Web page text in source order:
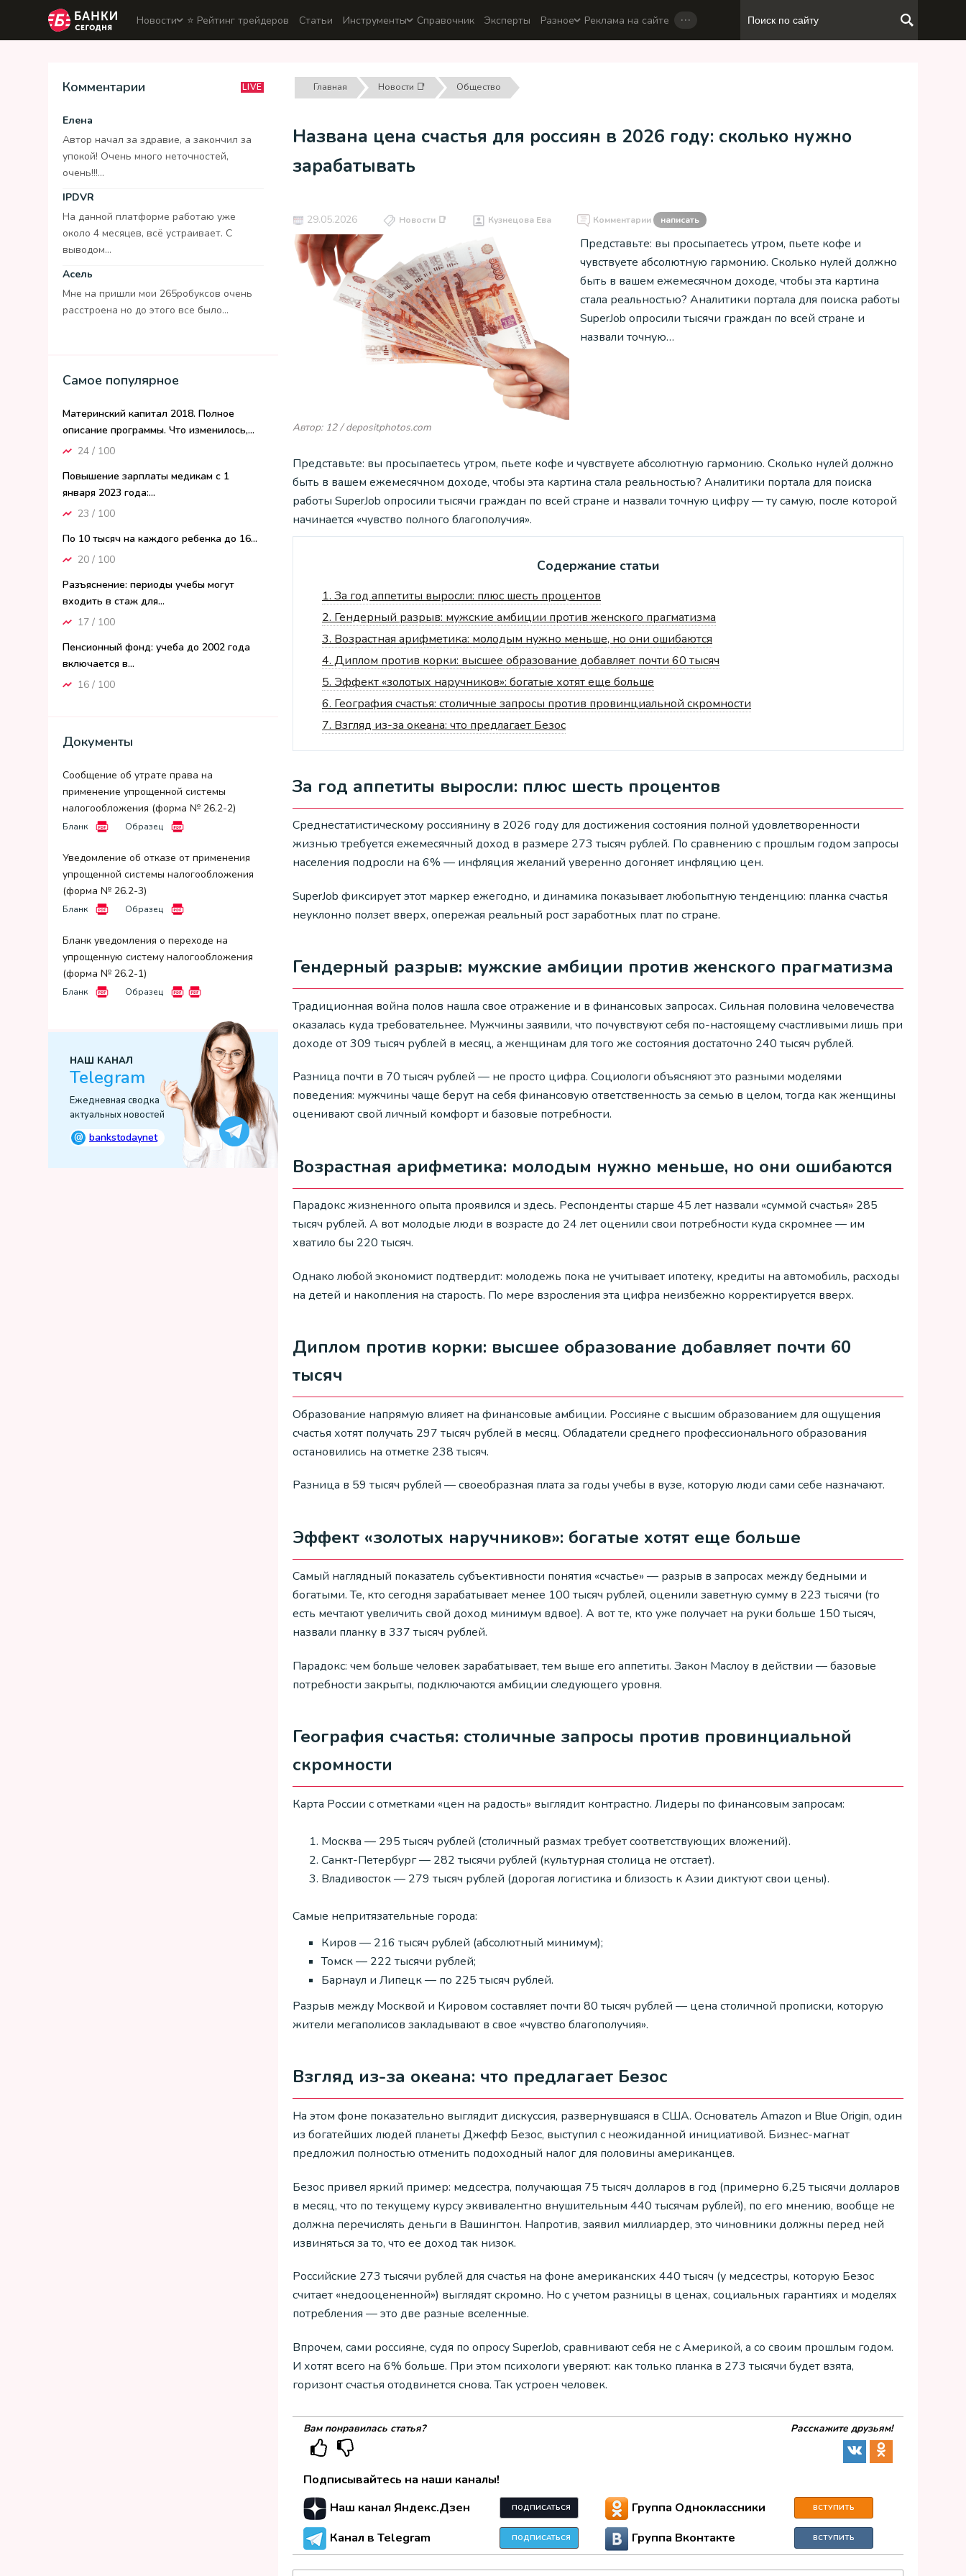
Новости ⭐️ Рейтинг трейдеров Статьи Инструменты Справочник Эксперты Разное Реклама на сайте …
Комментарии LIVE
Елена
Автор начал за здравие, а закончил за
упокой! Очень много неточностей,
очень!!!...
IPDVR
На данной платформе работаю уже
около 4 месяцев, всё устраивает. С
выводом...
Асель
Мне на пришли мои 265робуксов очень
расстроена но до этого все было...
Самое популярное
Материнский капитал 2018. Полное
описание программы. Что изменилось,...
24 / 100
Повышение зарплаты медикам с 1
января 2023 года:...
23 / 100
По 10 тысяч на каждого ребенка до 16...
20 / 100
Разъяснение: периоды учебы могут
входить в стаж для...
17 / 100
Пенсионный фонд: учеба до 2002 года
включается в...
16 / 100
Документы
Сообщение об утрате права на
применение упрощенной системы
налогообложения (форма № 26.2-2)
Бланк Образец
Уведомление об отказе от применения
упрощенной системы налогообложения
(форма № 26.2-3)
Бланк Образец
Бланк уведомления о переходе на
упрощенную систему налогообложения
(форма № 26.2-1)
Бланк Образец
НАШ КАНАЛ
Telegram
Ежедневная сводка
актуальных новостей
@ bankstodaynet
Главная Новости 📑 Общество
Названа цена счастья для россиян в 2026 году: сколько нужно
зарабатывать
29.05.2026 Новости 📑 Кузнецова Ева Комментарии написать
Автор: 12 / depositphotos.com
Представьте: вы просыпаетесь утром, пьете кофе и
чувствуете абсолютную гармонию. Сколько нулей должно
быть в вашем ежемесячном доходе, чтобы эта картина
стала реальностью? Аналитики портала для поиска работы
SuperJob опросили тысячи граждан по всей стране и
назвали точную…
Представьте: вы просыпаетесь утром, пьете кофе и чувствуете абсолютную гармонию. Сколько нулей должно
быть в вашем ежемесячном доходе, чтобы эта картина стала реальностью? Аналитики портала для поиска
работы SuperJob опросили тысячи граждан по всей стране и назвали точную цифру — ту самую, после которой
начинается «чувство полного благополучия».
Содержание статьи
1. За год аппетиты выросли: плюс шесть процентов
2. Гендерный разрыв: мужские амбиции против женского прагматизма
3. Возрастная арифметика: молодым нужно меньше, но они ошибаются
4. Диплом против корки: высшее образование добавляет почти 60 тысяч
5. Эффект «золотых наручников»: богатые хотят еще больше
6. География счастья: столичные запросы против провинциальной скромности
7. Взгляд из-за океана: что предлагает Безос
За год аппетиты выросли: плюс шесть процентов
Среднестатистическому россиянину в 2026 году для достижения состояния полной удовлетворенности
жизнью требуется ежемесячный доход в размере 273 тысяч рублей. По сравнению с прошлым годом запросы
населения подросли на 6% — инфляция желаний уверенно догоняет инфляцию цен.
SuperJob фиксирует этот маркер ежегодно, и динамика показывает любопытную тенденцию: планка счастья
неуклонно ползет вверх, опережая реальный рост заработных плат по стране.
Гендерный разрыв: мужские амбиции против женского прагматизма
Традиционная война полов нашла свое отражение и в финансовых запросах. Сильная половина человечества
оказалась куда требовательнее. Мужчины заявили, что почувствуют себя по-настоящему счастливыми лишь при
доходе от 309 тысяч рублей в месяц, а женщинам для того же состояния достаточно 240 тысяч рублей.
Разница почти в 70 тысяч рублей — не просто цифра. Социологи объясняют это разными моделями
поведения: мужчины чаще берут на себя финансовую ответственность за семью в целом, тогда как женщины
оценивают свой личный комфорт и базовые потребности.
Возрастная арифметика: молодым нужно меньше, но они ошибаются
Парадокс жизненного опыта проявился и здесь. Респонденты старше 45 лет назвали «суммой счастья» 285
тысяч рублей. А вот молодые люди в возрасте до 24 лет оценили свои потребности куда скромнее — им
хватило бы 220 тысяч.
Однако любой экономист подтвердит: молодежь пока не учитывает ипотеку, кредиты на автомобиль, расходы
на детей и накопления на старость. По мере взросления эта цифра неизбежно корректируется вверх.
Диплом против корки: высшее образование добавляет почти 60
тысяч
Образование напрямую влияет на финансовые амбиции. Россияне с высшим образованием для ощущения
счастья хотят получать 297 тысяч рублей в месяц. Обладатели среднего профессионального образования
остановились на отметке 238 тысяч.
Разница в 59 тысяч рублей — своеобразная плата за годы учебы в вузе, которую люди сами себе назначают.
Эффект «золотых наручников»: богатые хотят еще больше
Самый наглядный показатель субъективности понятия «счастье» — разрыв в запросах между бедными и
богатыми. Те, кто сегодня зарабатывает менее 100 тысяч рублей, оценили заветную сумму в 223 тысячи (то
есть мечтают увеличить свой доход минимум вдвое). А вот те, кто уже получает на руки больше 150 тысяч,
назвали планку в 337 тысяч рублей.
Парадокс: чем больше человек зарабатывает, тем выше его аппетиты. Закон Маслоу в действии — базовые
потребности закрыты, подключаются амбиции следующего уровня.
География счастья: столичные запросы против провинциальной
скромности
Карта России с отметками «цен на радость» выглядит контрастно. Лидеры по финансовым запросам:
Москва — 295 тысяч рублей (столичный размах требует соответствующих вложений).
Санкт-Петербург — 282 тысячи рублей (культурная столица не отстает).
Владивосток — 279 тысяч рублей (дорогая логистика и близость к Азии диктуют свои цены).
Самые непритязательные города:
Киров — 216 тысяч рублей (абсолютный минимум);
Томск — 222 тысячи рублей;
Барнаул и Липецк — по 225 тысяч рублей.
Разрыв между Москвой и Кировом составляет почти 80 тысяч рублей — цена столичной прописки, которую
жители мегаполисов закладывают в свое «чувство благополучия».
Взгляд из-за океана: что предлагает Безос
На этом фоне показательно выглядит дискуссия, развернувшаяся в США. Основатель Amazon и Blue Origin, один
из богатейших людей планеты Джефф Безос, выступил с неожиданной инициативой. Бизнес-магнат
предложил полностью отменить подоходный налог для половины американцев.
Безос привел яркий пример: медсестра, получающая 75 тысяч долларов в год (примерно 6,25 тысячи долларов
в месяц, что по текущему курсу эквивалентно внушительным 440 тысячам рублей), по его мнению, вообще не
должна перечислять деньги в Вашингтон. Напротив, заявил миллиардер, это чиновники должны перед ней
извиняться за то, что ее доход так низок.
Российские 273 тысячи рублей для счастья на фоне американских 440 тысяч (у медсестры, которую Безос
считает «недооцененной») выглядят скромно. Но с учетом разницы в ценах, социальных гарантиях и моделях
потребления — это две разные вселенные.
Впрочем, сами россияне, судя по опросу SuperJob, сравнивают себя не с Америкой, а со своим прошлым годом.
И хотят всего на 6% больше. При этом психологи уверяют: как только планка в 273 тысячи будет взята,
горизонт счастья отодвинется снова. Так устроен человек.
Вам понравилась статья? Расскажите друзьям!
Подписывайтесь на наши каналы!
Наш канал Яндекс.Дзен
ПОДПИСАТЬСЯ
Канал в Telegram ПОДПИСАТЬСЯ
Группа Одноклассники ВСТУПИТЬ
Группа Вконтакте ВСТУПИТЬ